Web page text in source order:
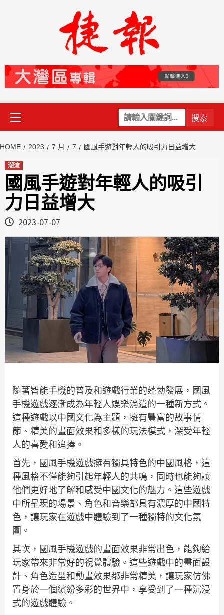
關
鍵
Primary
Menu
HOME 2023 7 月 7 國風手遊對年輕人的吸引力日益增大
潮流
國風手遊對年輕人的吸引
力日益增大
2023-07-07
隨著智能手機的普及和遊戲行業的蓬勃發展，國風
手機遊戲逐漸成為年輕人娛樂消遣的一種新方式。
這種遊戲以中國文化為主題，擁有豐富的故事情
節、精美的畫面效果和多樣的玩法模式，深受年輕
人的喜愛和追捧。
首先，國風手機遊戲擁有獨具特色的中國風格，這
種風格不僅能夠引起年輕人的共鳴，同時也能夠讓
他們更好地了解和感受中國文化的魅力。這些遊戲
中所呈現的場景、角色和音樂都具有濃厚的中國特
色，讓玩家在遊戲中體驗到了一種獨特的文化氛
圍。
其次，國風手機遊戲的畫面效果非常出色，能夠給
玩家帶來非常好的視覺體驗。這些遊戲中的畫面設
計、角色造型和動畫效果都非常精美，讓玩家仿佛
置身於一個繽紛多彩的世界中，享受到了一種沉浸
式的遊戲體驗。